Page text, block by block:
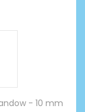
- 10 mm